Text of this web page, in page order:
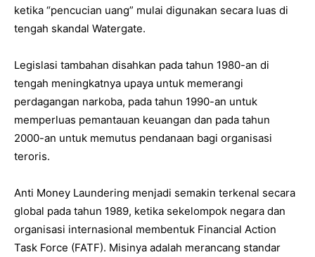
ketika “pencucian uang” mulai digunakan secara luas di
tengah skandal Watergate.
Legislasi tambahan disahkan pada tahun 1980-an di
tengah meningkatnya upaya untuk memerangi
perdagangan narkoba, pada tahun 1990-an untuk
memperluas pemantauan keuangan dan pada tahun
2000-an untuk memutus pendanaan bagi organisasi
teroris.
Anti Money Laundering menjadi semakin terkenal secara
global pada tahun 1989, ketika sekelompok negara dan
organisasi internasional membentuk Financial Action
Task Force (FATF). Misinya adalah merancang standar